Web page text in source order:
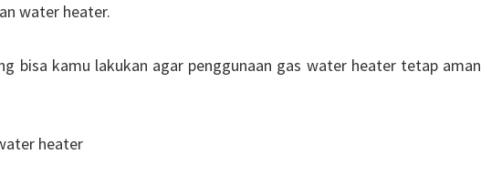
water heater.
bisa kamu lakukan agar penggunaan gas water heater tetap aman